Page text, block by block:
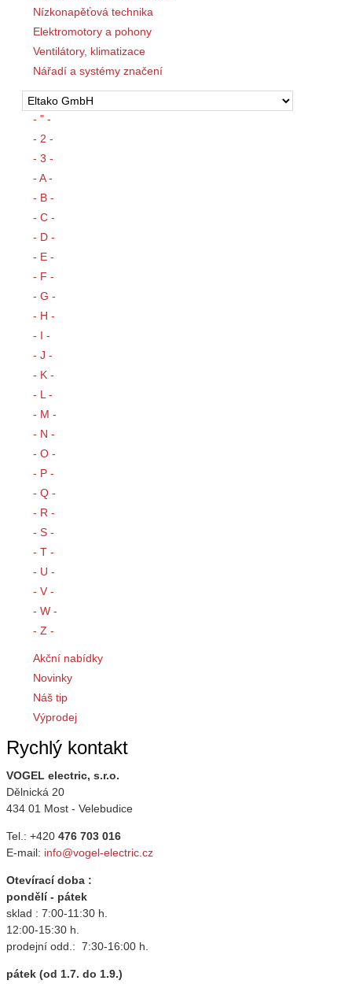
Nízkonapěťová technika
Elektromotory a pohony
Ventilátory, klimatizace
Nářadí a systémy značení
- " -
- 2 -
- 3 -
- A -
- B -
- C -
- D -
- E -
- F -
- G -
- H -
- I -
- J -
- K -
- L -
- M -
- N -
- O -
- P -
- Q -
- R -
- S -
- T -
- U -
- V -
- W -
- Z -
Akční nabídky
Novinky
Náš tip
Výprodej
Rychlý kontakt
VOGEL electric, s.r.o.
Dělnická 20
434 01 Most - Velebudice
Tel.: +420 476 703 016
E-mail: info@vogel-electric.cz
Otevírací doba :
pondělí - pátek
sklad : 7:00-11:30 h.
12:00-15:30 h.
prodejní odd.: 7:30-16:00 h.
pátek (od 1.7. do 1.9.)